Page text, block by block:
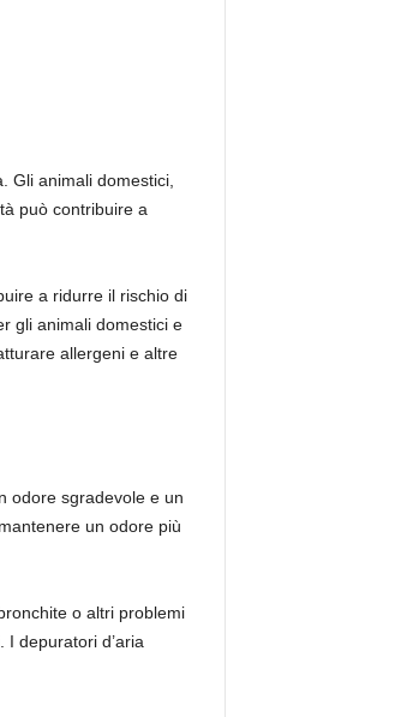
Gli animali domestici,
può contribuire a
a ridurre il rischio di
gli animali domestici e
allergeni e altre
odore sgradevole e un
un odore più
o altri problemi
depuratori d’aria